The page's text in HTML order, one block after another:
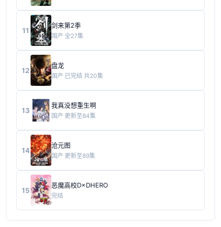
11
剑来第2季
国产 全27集
12
盘龙
国产 已完结 共20集
13
我真没想重生啊
国产 更新至84集
14
沧元图
国产 更新至89集
15
恶魔高校D×DHERO
完结